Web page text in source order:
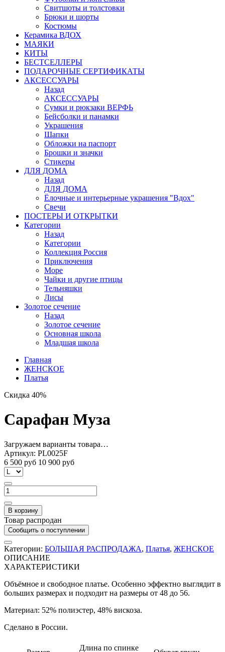
Свитшоты и толстовки
Брюки и шорты
Костюмы
Керамика ВДОХ
МАЯКИ
КИТЫ
БЕСТСЕЛЛЕРЫ
ПОДАРОЧНЫЕ СЕРТИФИКАТЫ
АКСЕССУАРЫ
Назад
АКСЕССУАРЫ
Сумки и рюкзаки ВЕРФЬ
Бейсболки и панамки
Украшения
Шапки
Обложки на паспорт
Брошки и значки
Стикеры
ДЛЯ ДОМА
Назад
ДЛЯ ДОМА
Ёлочные и интерьерные украшения "Вдох"
Свечи
ПОСТЕРЫ И ОТКРЫТКИ
Категории
Назад
Категории
Коллекция Россия
Приключения
Море
Чайки и другие птицы
Тельняшки
Лисы
Золотое сечение
Назад
Золотое сечение
Основная школа
Младшая школа
Главная
ЖЕНСКОЕ
Платья
Скидка 40%
Сарафан Муза
Загружаем варианты товара…
Артикул: PL0025F
6 500 руб 10 900 руб
В корзину
Товар распродан
Сообщить о поступлении
Категории: БОЛЬШАЯ РАСПРОДАЖА, Платья, ЖЕНСКОЕ
ОПИСАНИЕ
ХАРАКТЕРИСТИКИ
Объёмное и свободное платье. Особенно эффектно выглядит в
больших размерах и подходит на размеры от 48 до 56.
Материал: 52% полиэстер, 48% вискоза.
Сделано в России.
Длина по спинке